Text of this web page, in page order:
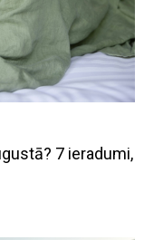
7 ieradumi,